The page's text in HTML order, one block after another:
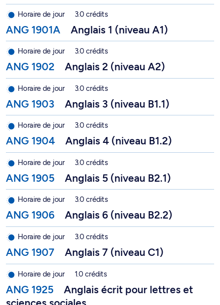
Horaire de jour 3.0 crédits
ANG 1901A Anglais 1 (niveau A1)
Anglais 2 (niveau A2) - ANG 1902
Horaire de jour 3.0 crédits
ANG 1902 Anglais 2 (niveau A2)
Horaire de jour 3.0 crédits
ANG 1903 Anglais 3 (niveau B1.1)
Anglais 4 (niveau B1.2) - ANG 1904
Horaire de jour 3.0 crédits
ANG 1904 Anglais 4 (niveau B1.2)
Anglais 5 (niveau B2.1) - ANG 1905
Horaire de jour 3.0 crédits
ANG 1905 Anglais 5 (niveau B2.1)
Anglais 6 (niveau B2.2) - ANG 1906
Horaire de jour 3.0 crédits
ANG 1906 Anglais 6 (niveau B2.2)
Anglais 7 (niveau C1) - ANG 1907
Horaire de jour 3.0 crédits
ANG 1907 Anglais 7 (niveau C1)
Horaire de jour 1.0 crédits
ANG 1925
Anglais écrit pour lettres et